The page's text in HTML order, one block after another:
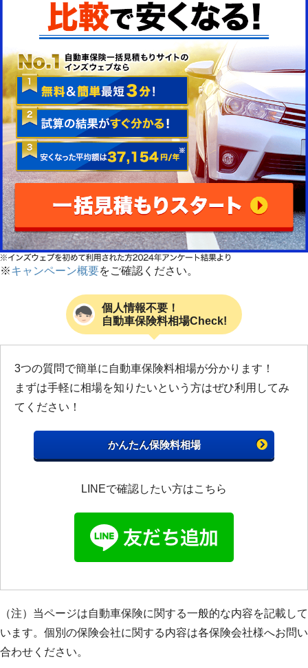
※キャンペーン概要をご確認ください。
個人情報不要！
自動車保険料相場Check!
3つの質問で簡単に自動車保険料相場が分かります！
まずは手軽に相場を知りたいという方はぜひ利用してみ
てください！
かんたん保険料相場
LINEで確認したい方はこちら
（注）当ページは自動車保険に関する一般的な内容を記載して
います。個別の保険会社に関する内容は各保険会社様へお問い
合わせください。